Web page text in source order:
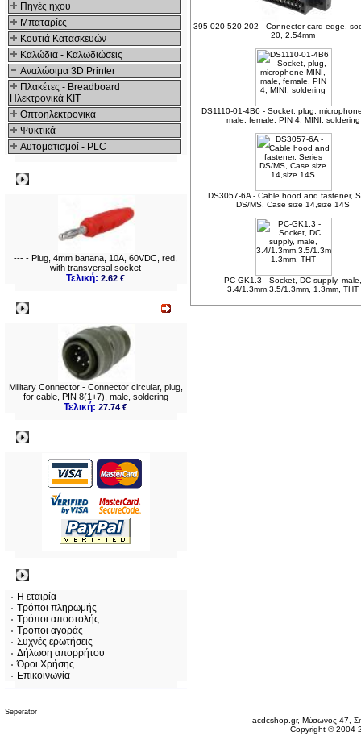
Πηγές ήχου
Μπαταρίες
Κουτιά Κατασκευών
Καλώδια - Καλωδιώσεις
Αναλώσιμα 3D Printer
Πλακέτες - Breadboard
Ηλεκτρονικά ΚΙΤ
Οπτοηλεκτρονικά
Ψυκτικά
Αυτοματισμοί - PLC
--- - Plug, 4mm banana, 10A, 60VDC, red,
with transversal socket
Τελική:2.62 €
Military Connector - Connector circular, plug,
for cable, PIN 8(1+7), male, soldering
Τελική:27.74 €
Η εταιρία
Τρόποι πληρωμής
Τρόποι αποστολής
Τρόποι αγοράς
Συχνές ερωτήσεις
Δήλωση απορρήτου
Όροι Χρήσης
Επικοινωνία
395-020-520-202 - Connector card edge,
20, 2.54mm
DS1110-01-4B6 - Socket, plug,
male, female, PIN 4, MINI, soldering
DS3057-6A - Cable hood and fastener,
DS/MS, Case size 14,size 14S
PC-GK1.3 - Socket, DC supply,
3.4/1.3mm,3.5/1.3mm, 1.3mm, THT
acdcshop.gr, Μύσωνος 47,
Copyright ©